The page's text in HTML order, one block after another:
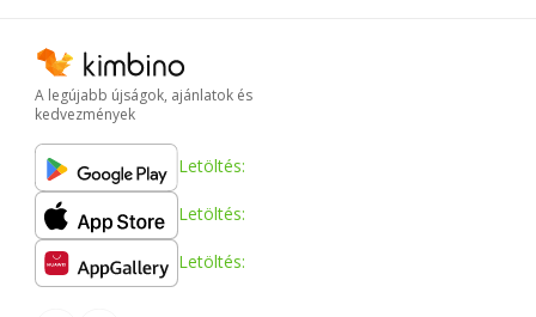
A legújabb újságok, ajánlatok és
kedvezmények
Letöltés:
Letöltés:
Letöltés: